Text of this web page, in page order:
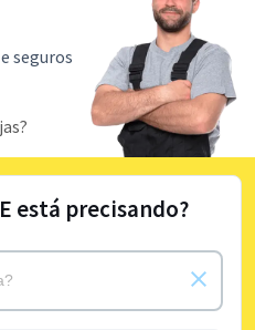
seguros
está precisando?